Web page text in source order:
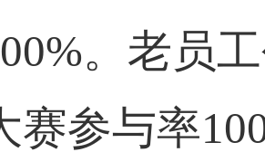
。老员
赛参与率